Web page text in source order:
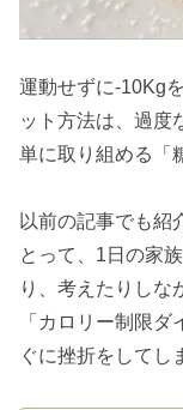
運動せずに-10Kg
ット方法は、過度
単に取り組める「
以前の記事でも紹
とって、1日の家
り、考えたりしな
「カロリー制限
ぐに挫折をしてし